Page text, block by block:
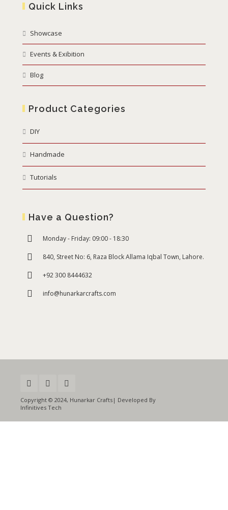
Quick Links
Showcase
Events & Exibition
Blog
Product Categories
DIY
Handmade
Tutorials
Have a Question?
Monday - Friday: 09:00 - 18:30
840, Street No: 6, Raza Block Allama Iqbal Town, Lahore.
+92 300 8444632
info@hunarkarcrafts.com
Copyright © 2024, Hunarkar Crafts| Developed By
Infinitives Tech